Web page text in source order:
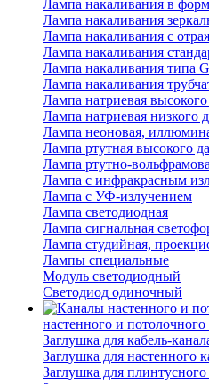
Лампа накаливания в
Лампа накаливания
Лампа накаливания с
Лампа накаливания
Лампа накаливания типа
Лампа накаливания
Лампа натриевая
Лампа натриевая низкого
Лампа неоновая,
Лампа ртутная высокого
Лампа ртутно-
Лампа с инфракрасным
Лампа с УФ-излучением
Лампа светодиодная
Лампа сигнальная
Лампа студийная,
Лампы специальные
Модуль светодиодный
Светодиод одиночный
настенного и
Заглушка для кабель-
Заглушка для настенного
Заглушка для плинтусного